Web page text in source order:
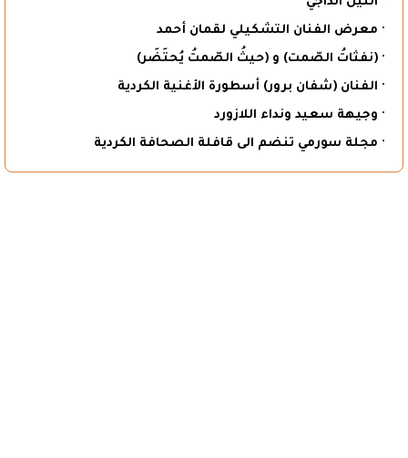
· معرض الفنان التشكيلي لقمان أحمد
· (نفثاتُ الصّمت) و (حيثُ الصّمتُ يُحتَضَر)
· الفنان (شفان برور) أسطورة الأغنية الكردية
· وجيهة سعيد ونداء اللازورد
· مجلة سورمي تنضم الى قافلة الصحافة الكردية